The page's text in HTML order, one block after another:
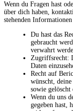
Wenn du Fragen hast
über dich haben,
stehenden
Du hast das
gebraucht
verwahrt
Zugriffsrecht:
Daten
Recht auf
wünscht,
sowie
Wenn du uns
gegeben hast,